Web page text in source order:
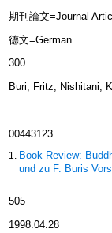
期刊論文=Journal
德文=German
300
Buri, Fritz; Nishitani,
00443123
Book Review:
und zu F. Buris
505
1998.04.28